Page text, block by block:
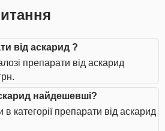
від аскарид ?
препарати від аскарид
найдешевші?
категорії препарати від аскарид